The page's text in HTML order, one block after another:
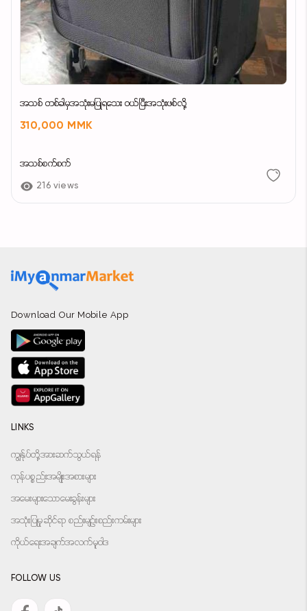
အသစ် တစ်ခါမှအသုံးမပြုရသေး ၀ယ်ပြီးအသုံးဖစ်လို့
310,000 MMK
အသစ်စက်စက်
216 views
Download Our Mobile App
LINKS
ကျွန်ုပ်တို့အားဆက်သွယ်ရန်
ကုန်ပစ္စည်းအမျိုးအစားများ
အမေးများသောမေးခွန်းများ
အသုံးပြုမှုဆိုင်ရာ စည်းမျဉ်းစည်းကမ်းများ
ကိုယ်ရေးအချက်အလက်မူဝါဒ
FOLLOW US